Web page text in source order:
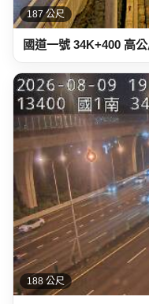
187 公尺
國道一號 34K+400 高
188 公尺